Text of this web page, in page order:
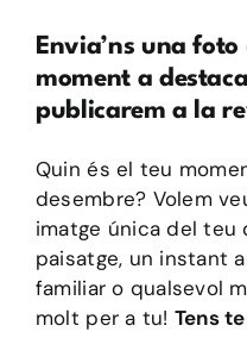
Envia’ns una
moment a
publicarem a la
Quin és el teu
desembre? Volem
imatge única del teu
paisatge, un instant
familiar o qualsevol
molt per a tu! Tens